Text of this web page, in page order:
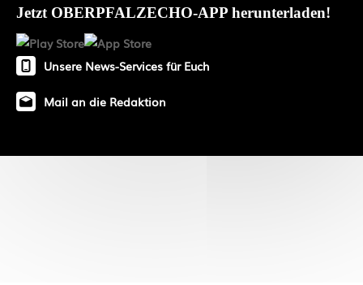
Jetzt OBERPFALZECHO-APP herunterladen!
Unsere News-Services für Euch
Mail an die Redaktion